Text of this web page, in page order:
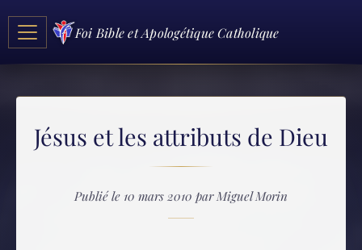
Foi Bible et Apologétique Catholique
Jésus et les attributs de Dieu
Publié le 10 mars 2010 par Miguel Morin